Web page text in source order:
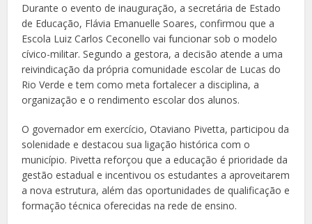
Durante o evento de inauguração, a secretária de Estado
de Educação, Flávia Emanuelle Soares, confirmou que a
Escola Luiz Carlos Ceconello vai funcionar sob o modelo
cívico-militar. Segundo a gestora, a decisão atende a uma
reivindicação da própria comunidade escolar de Lucas do
Rio Verde e tem como meta fortalecer a disciplina, a
organização e o rendimento escolar dos alunos.
O governador em exercício, Otaviano Pivetta, participou da
solenidade e destacou sua ligação histórica com o
município. Pivetta reforçou que a educação é prioridade da
gestão estadual e incentivou os estudantes a aproveitarem
a nova estrutura, além das oportunidades de qualificação e
formação técnica oferecidas na rede de ensino.